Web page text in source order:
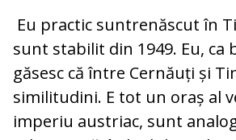
Eu practic suntrenăscut în
sunt stabilit din 1949. Eu, ca
găsesc că între Cernăuți și
similitudini. E tot un oraș al
imperiu austriac, sunt